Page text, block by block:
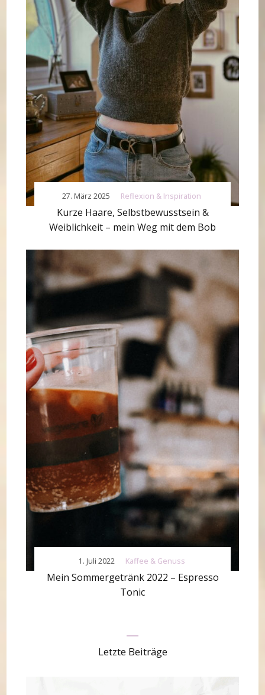
Reflexion & Inspiration
Kurze Haare, Selbstbewusstsein &
Weiblichkeit – mein Weg mit dem Bob
27. März 2025
Kaffee & Genuss
Mein Sommergetränk 2022 – Espresso
Tonic
1. Juli 2022
Letzte Beiträge